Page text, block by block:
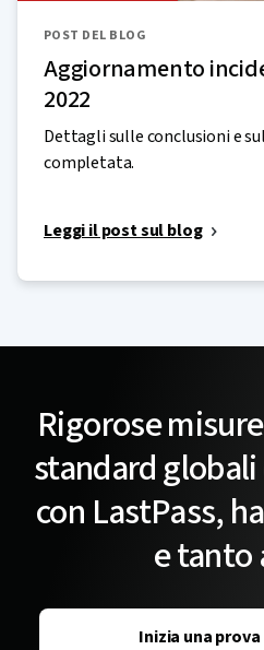
POST DEL BLOG
Aggiornamento
2022
Dettagli sulle conclusioni e
completata.
Leggi il post sul blog
Rigorose
standard
con LastPass,
e
Inizia una